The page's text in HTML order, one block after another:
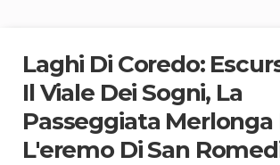
Laghi Di Coredo:
Il Viale Dei Sogni, La
Passeggiata Merlonga
L'eremo Di San